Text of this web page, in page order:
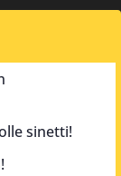
sinetti!